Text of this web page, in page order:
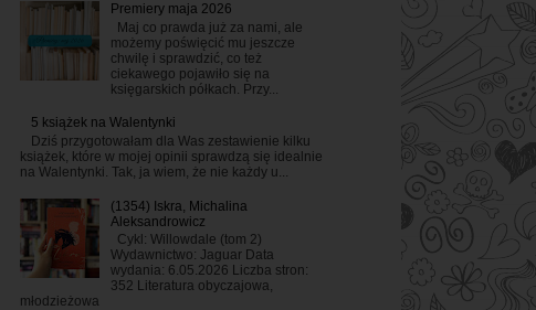
Premiery maja 2026
Maj co prawda już za nami, ale
możemy poświęcić mu jeszcze
chwilę i sprawdzić, co też
ciekawego pojawiło się na
księgarskich półkach. Przy...
5 książek na Walentynki
Dziś przygotowałam dla Was zestawienie kilku
książek, które w mojej opinii sprawdzą się idealnie
na Walentynki. Tak, ja wiem, że nie każdy u...
(1354) Iskra, Michalina
Aleksandrowicz
Cykl: Willowdale (tom 2)
Wydawnictwo: Jaguar Data
wydania: 6.05.2026 Liczba stron:
352 Literatura obyczajowa,
młodzieżowa